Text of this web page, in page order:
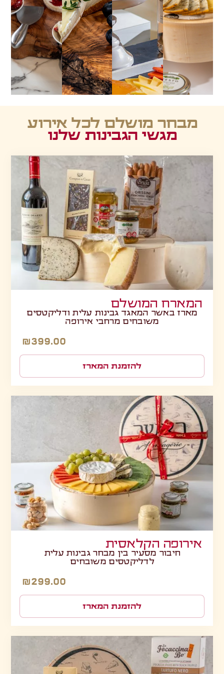
מבחר מושלם לכל אירוע
מגשי הגבינות שלנו
המארח המושלם
מארז באשר המאגד גבינות עלית ודליקטסים
משובחים מרחבי אירופה
₪399.00
להזמנת המארז
אירופה הקלאסית
חיבור מסעיר בין מבחר גבינות עלית
לדליקטסים משובחים
₪299.00
להזמנת המארז